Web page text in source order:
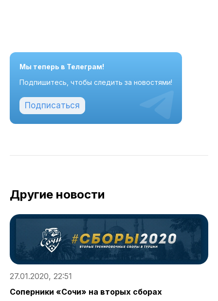
Мы теперь в Телеграм!
Подпишитесь, чтобы следить за новостями!
Подписаться
Другие новости
27.01.2020, 22:51
Соперники «Сочи» на вторых сборах